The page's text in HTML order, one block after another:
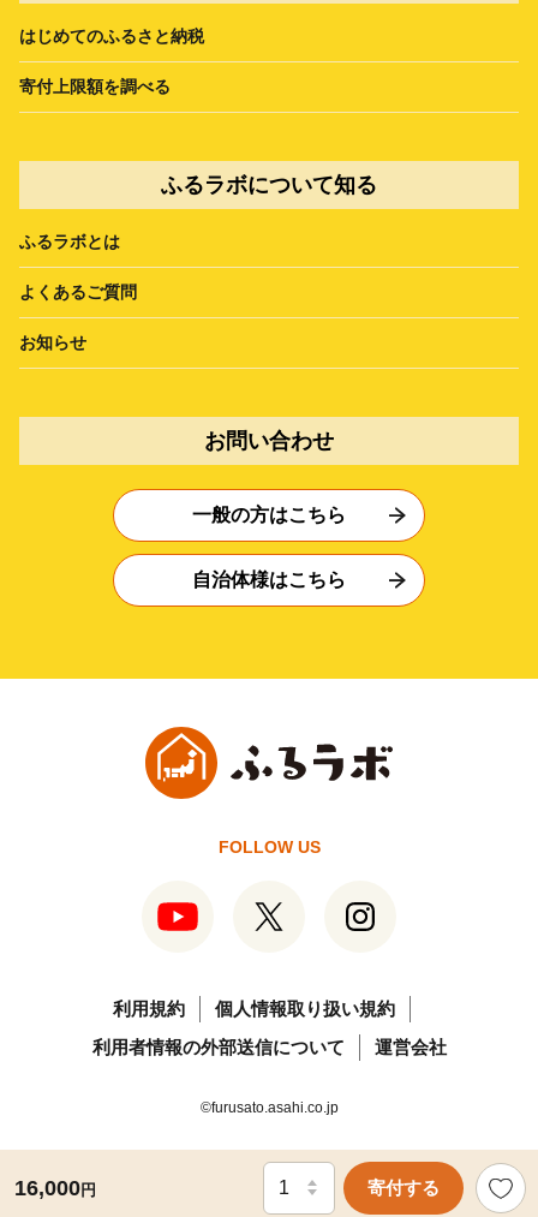
16,000円 寄付する
はじめてのふるさと納税
寄付上限額を調べる
ふるラボについて知る
ふるラボとは
よくあるご質問
お知らせ
お問い合わせ
一般の方はこちら
自治体様はこちら
FOLLOW US
利用規約
個人情報取り扱い規約
利用者情報の外部送信について
運営会社
©furusato.asahi.co.jp